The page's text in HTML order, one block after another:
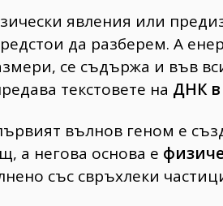
явления или
да разберем. А
се съдържа и във
текстовете на ДНК в
вълнов геном е
а негова основа е
със свръхлеки